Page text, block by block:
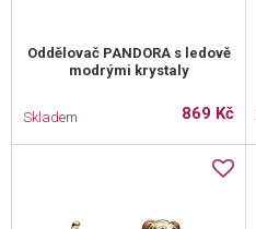
Oddělovač PANDORA s ledově
modrými krystaly
Skladem 869 Kč